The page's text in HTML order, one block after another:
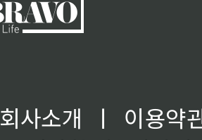
회사소개 ㅣ
이용약